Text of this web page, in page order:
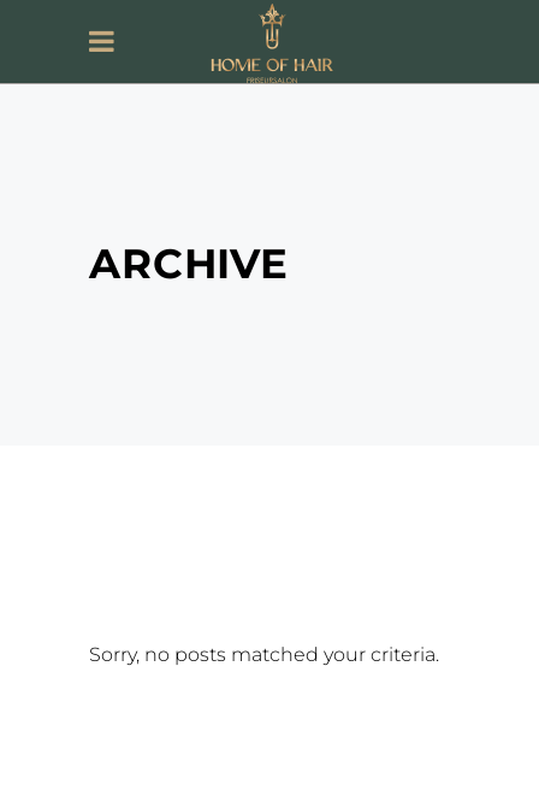
ARCHIVE
Sorry, no posts matched your criteria.